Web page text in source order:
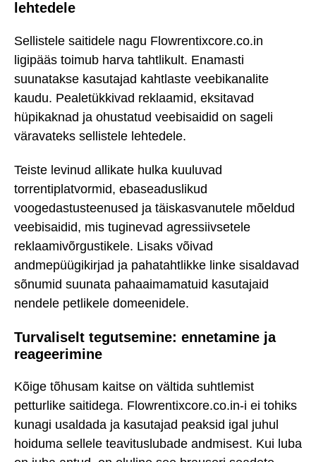
lehtedele
Sellistele saitidele nagu Flowrentixcore.co.in
ligipääs toimub harva tahtlikult. Enamasti
suunatakse kasutajad kahtlaste veebikanalite
kaudu. Pealetükkivad reklaamid, eksitavad
hüpikaknad ja ohustatud veebisaidid on sageli
väravateks sellistele lehtedele.
Teiste levinud allikate hulka kuuluvad
torrentiplatvormid, ebaseaduslikud
voogedastusteenused ja täiskasvanutele mõeldud
veebisaidid, mis tuginevad agressiivsetele
reklaamivõrgustikele. Lisaks võivad
andmepüügikirjad ja pahatahtlikke linke sisaldavad
sõnumid suunata pahaaimamatuid kasutajaid
nendele petlikele domeenidele.
Turvaliselt tegutsemine: ennetamine ja
reageerimine
Kõige tõhusam kaitse on vältida suhtlemist
petturlike saitidega. Flowrentixcore.co.in-i ei tohiks
kunagi usaldada ja kasutajad peaksid igal juhul
hoiduma sellele teavituslubade andmisest. Kui luba